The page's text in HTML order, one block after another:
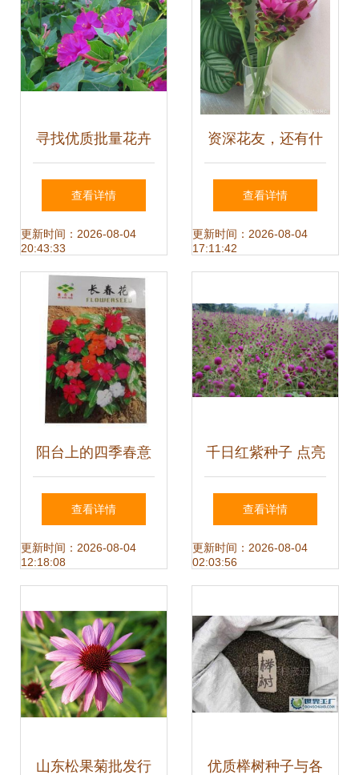
寻找优质批量花卉
种子 为何野茉莉成
为明智之选？
查看详情
更新时间：2026-08-04
20:43:33
资深花友，还有什
么是你没种过的？
少见家养植物大曝
查看详情
更新时间：2026-08-04
17:11:42
阳台上的四季春意
——锦萱长春花种
子实用装赏析
查看详情
更新时间：2026-08-04
12:18:08
千日红紫种子 点亮
花园的持久之美
查看详情
更新时间：2026-08-04
02:03:56
山东松果菊批发行 优质榉树种子与各